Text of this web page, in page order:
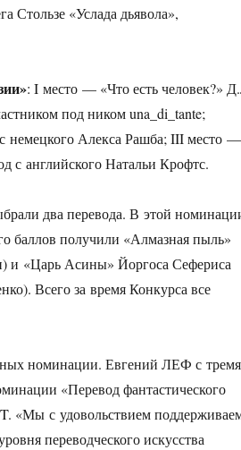
Стользе «Услада дьявола»,
: I место — «Что есть человек?»
под ником una_di_tante;
немецкого Алекса Рашба; III место —
с английского Натальи Крофтс.
два перевода. В этой
баллов получили «Алмазная пыль»
«Царь Асины» Йоргоса Сефериса
Всего за время Конкурса все
номинации. Евгений ЛЕФ с тремя
«Перевод фантастического
«Мы с удовольствием
переводческого искусства